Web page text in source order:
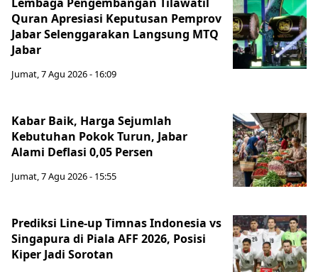
Quran Apresiasi Keputusan Pemprov
Jabar Selenggarakan Langsung MTQ
Jabar
Jumat, 7 Agu 2026 - 16:09
Kabar Baik, Harga Sejumlah
Kebutuhan Pokok Turun, Jabar
Alami Deflasi 0,05 Persen
Jumat, 7 Agu 2026 - 15:55
Prediksi Line-up Timnas Indonesia vs
Singapura di Piala AFF 2026, Posisi
Kiper Jadi Sorotan